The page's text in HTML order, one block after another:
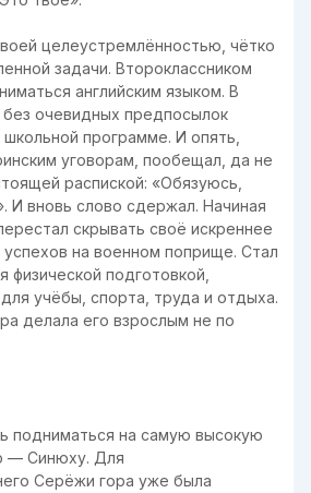
целеустремлённостью, чётко
задачи. Второклассником
английским языком. В
очевидных предпосылок
программе. И опять,
уговорам, пообещал, да не
распиской: «Обязуюсь,
И вновь слово сдержал. Начиная
скрывать своё искреннее
на военном поприще. Стал
физической подготовкой,
учёбы, спорта, труда и отдыха.
делала его взрослым не по
подниматься на самую высокую
— Синюху. Для
Серёжи гора уже была